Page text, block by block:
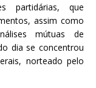
partidárias, que
assim como
mútuas de
dia se concentrou
norteado pelo